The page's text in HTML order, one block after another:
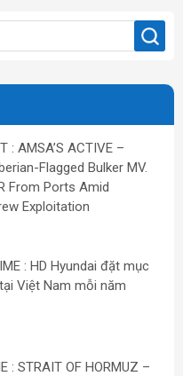
: AMSA’S ACTIVE –
Flagged Bulker MV.
From Ports Amid
Exploitation
: HD Hyundai đặt mục
Việt Nam mỗi năm
: STRAIT OF HORMUZ –